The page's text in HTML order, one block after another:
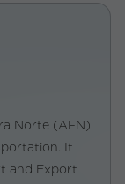
Norte (AFN)
It
and Export